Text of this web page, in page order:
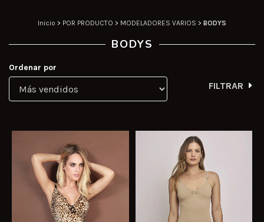
Inicio > POR PRODUCTO > MODELADORES VARIOS > BODYS
BODYS
Ordenar por
FILTRAR